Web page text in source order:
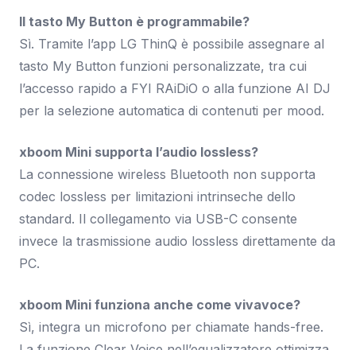
Il tasto My Button è programmabile?
Sì. Tramite l’app LG ThinQ è possibile assegnare al
tasto My Button funzioni personalizzate, tra cui
l’accesso rapido a FYI RAiDiO o alla funzione AI DJ
per la selezione automatica di contenuti per mood.
xboom Mini supporta l’audio lossless?
La connessione wireless Bluetooth non supporta
codec lossless per limitazioni intrinseche dello
standard. Il collegamento via USB-C consente
invece la trasmissione audio lossless direttamente da
PC.
xboom Mini funziona anche come vivavoce?
Sì, integra un microfono per chiamate hands-free.